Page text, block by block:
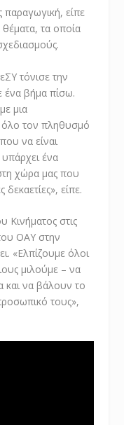
παραγωγική, είπε
θέματα, τα οποία
τόνισε την
ένα βήμα πίσω.
μια
όλο τον πληθυσμό
να είναι
υπάρχει ένα
χώρα μας που
είπε.
Κινήματος στις
ΟΑΥ στην
«Ελπίζουμε όλοι
μιλούμε – να
και να βάλουν το
τους»,